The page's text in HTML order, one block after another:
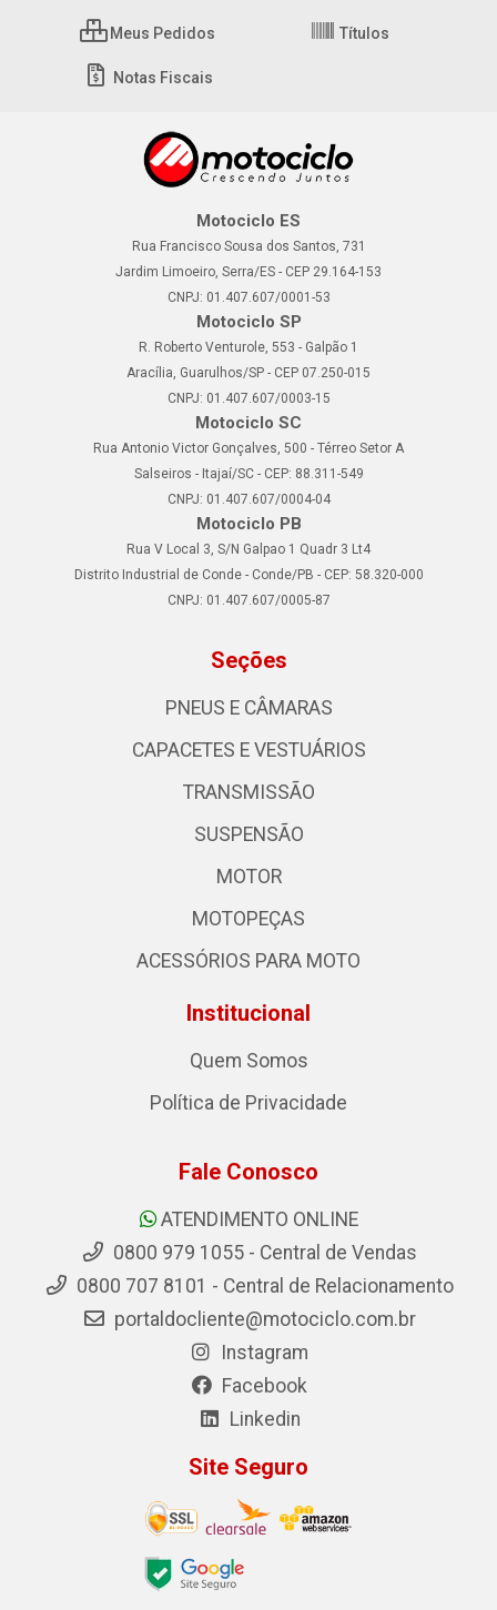
Meus Pedidos Títulos
Notas Fiscais
Motociclo ES
Rua Francisco Sousa dos Santos, 731
Jardim Limoeiro, Serra/ES - CEP 29.164-153
CNPJ: 01.407.607/0001-53
Motociclo SP
R. Roberto Venturole, 553 - Galpão 1
Aracília, Guarulhos/SP - CEP 07.250-015
CNPJ: 01.407.607/0003-15
Motociclo SC
Rua Antonio Victor Gonçalves, 500 - Térreo Setor A
Salseiros - Itajaí/SC - CEP: 88.311-549
CNPJ: 01.407.607/0004-04
Motociclo PB
Rua V Local 3, S/N Galpao 1 Quadr 3 Lt4
Distrito Industrial de Conde - Conde/PB - CEP: 58.320-000
CNPJ: 01.407.607/0005-87
Seções
PNEUS E CÂMARAS
CAPACETES E VESTUÁRIOS
TRANSMISSÃO
SUSPENSÃO
MOTOR
MOTOPEÇAS
ACESSÓRIOS PARA MOTO
Institucional
Quem Somos
Política de Privacidade
Fale Conosco
ATENDIMENTO ONLINE
0800 979 1055 - Central de Vendas
0800 707 8101 - Central de Relacionamento
portaldocliente@motociclo.com.br
Instagram
Facebook
Linkedin
Site Seguro